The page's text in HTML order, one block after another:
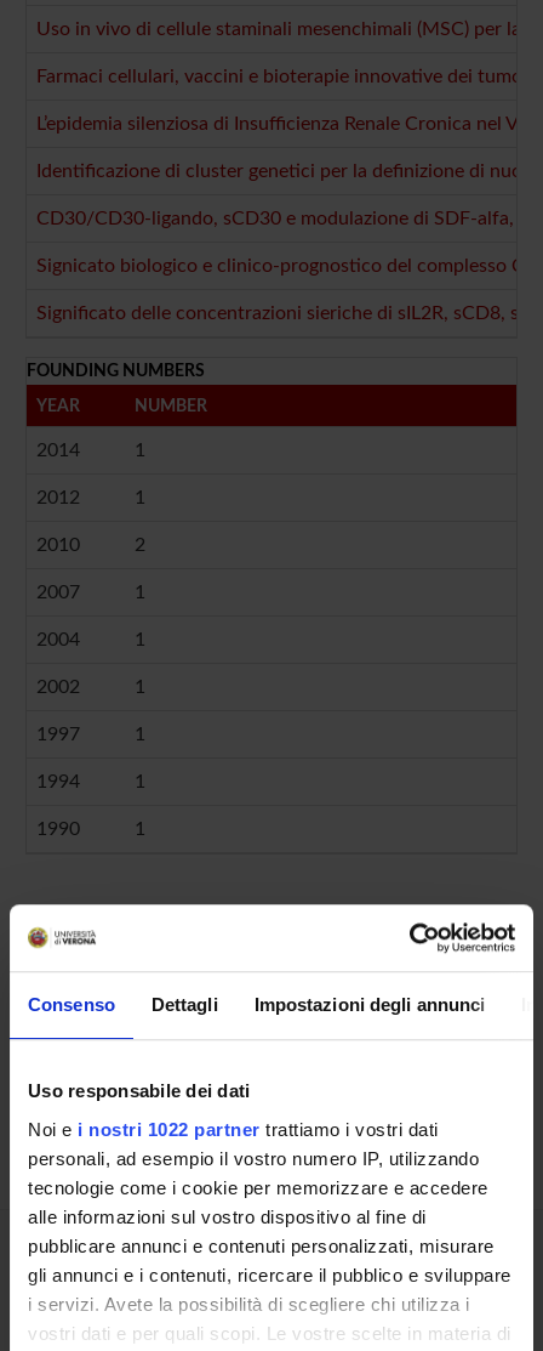
Consenso Dettagli Impostazioni degli annunci
Uso responsabile dei dati
Noi e i nostri 1022 partner trattiamo i vostri dati
personali, ad esempio il vostro numero IP, utilizzando
tecnologie come i cookie per memorizzare e accedere
alle informazioni sul vostro dispositivo al fine di
pubblicare annunci e contenuti personalizzati, misurare
gli annunci e i contenuti, ricercare il pubblico e sviluppare
i servizi. Avete la possibilità di scegliere chi utilizza i
vostri dati e per quali scopi. Le vostre scelte in materia di
Uso in vivo di cellule staminali mesenchimali (MSC) per la
Farmaci cellulari, vaccini e bioterapie innovative dei tumori
L’epidemia silenziosa di Insufficienza Renale Cronica nel
Identificazione di cluster genetici per la definizione di
CD30/CD30-ligando, sCD30 e modulazione di SDF-alfa,
Signicato biologico e clinico-prognostico del complesso
Significato delle concentrazioni sieriche di sIL2R, sCD8,
FOUNDING NUMBERS
YEAR NUMBER
2014 1
2012 1
2010 2
2007 1
2004 1
2002 1
1997 1
1994 1
1990 1
People
Places
Share